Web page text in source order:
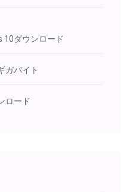
10ダウンロード
ガバイト
ロード